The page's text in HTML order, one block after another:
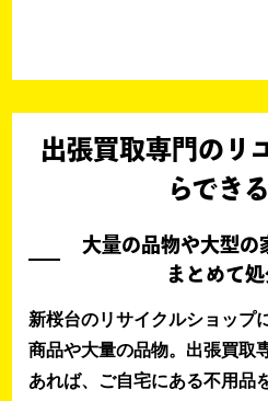
出張買取専門のリ
らでき
大量の品物や大型の
まとめて
新桜台のリサイクルショップ
商品や大量の品物。出張買取
あれば、ご自宅にある不用品